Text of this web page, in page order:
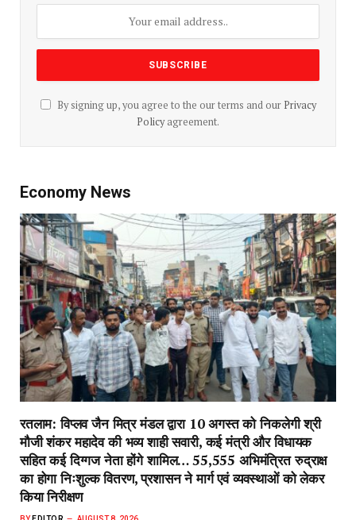
By signing up, you agree to the our terms and our Privacy
Policyagreement.
Economy News
रतलाम: विप्लव जैन मित्र मंडल द्वारा 10 अगस्त को निकलेगी श्री
मौजी शंकर महादेव की भव्य शाही सवारी, कई मंत्री और विधायक
सहित कई दिग्गज नेता होंगे शामिल… 55,555 अभिमंत्रित रुद्राक्ष
का होगा निःशुल्क वितरण, प्रशासन ने मार्ग एवं व्यवस्थाओं को लेकर
किया निरीक्षण